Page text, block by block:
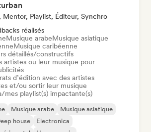
Mentor, Playlist, Éditeur, Synchro
réalisés
Musique arabeMusique asiatique
Musique caribéenne
détaillés/constructifs
artistes ou leur musique pour
d’édition avec des artistes
et/ou sortir leur musique
mes playlist(s) impactante(s)
Musique arabe
Musique asiatique
house
Electronica